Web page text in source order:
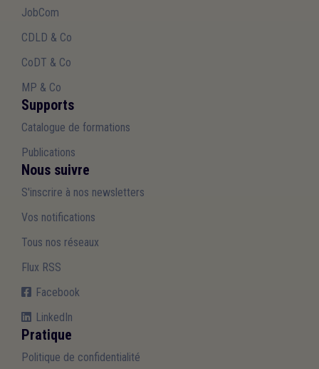
JobCom
CDLD & Co
CoDT & Co
MP & Co
Supports
Catalogue de formations
Publications
Nous suivre
S'inscrire à nos newsletters
Vos notifications
Tous nos réseaux
Flux RSS
Facebook
LinkedIn
Pratique
Politique de confidentialité